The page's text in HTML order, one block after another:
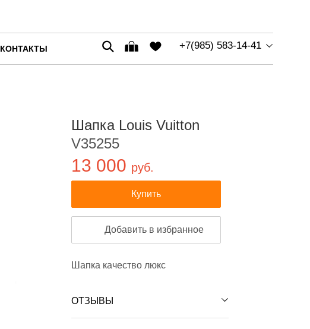
КОНТАКТЫ +7(985) 583-14-41
Шапка Louis Vuitton
V35255
13 000 руб.
Купить
Добавить в избранное
Шапка качество люкс
ОТЗЫВЫ